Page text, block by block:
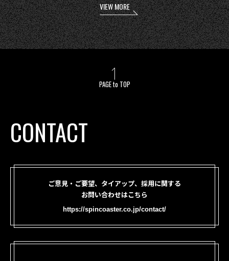
VIEW MORE
PAGE to TOP
CONTACT
ご意見・ご要望、タイアップ、採用に関する
お問い合わせはこちら
https://spincoaster.co.jp/contact/